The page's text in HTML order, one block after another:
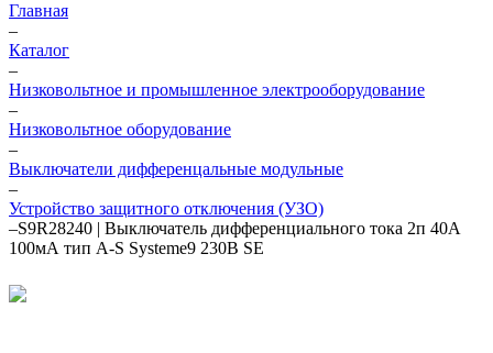
Главная
–
Каталог
–
Низковольтное и промышленное электрооборудование
–
Низковольтное оборудование
–
Выключатели дифференцальные модульные
–
Устройство защитного отключения (УЗО)
–S9R28240 | Выключатель дифференциального тока 2п 40А
100мА тип A-S Systeme9 230В SE